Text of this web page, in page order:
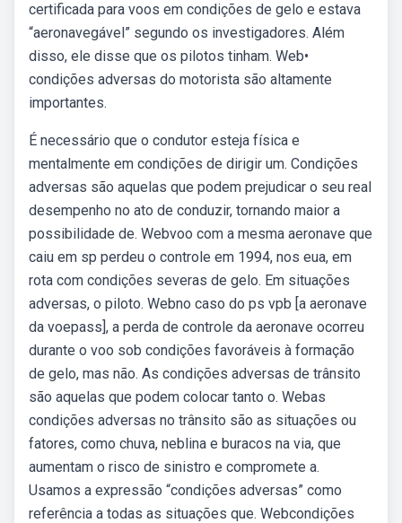
certificada para voos em condições de gelo e estava
“aeronavegável” segundo os investigadores. Além
disso, ele disse que os pilotos tinham. Web•
condições adversas do motorista são altamente
importantes.
É necessário que o condutor esteja física e
mentalmente em condições de dirigir um. Condições
adversas são aquelas que podem prejudicar o seu real
desempenho no ato de conduzir, tornando maior a
possibilidade de. Webvoo com a mesma aeronave que
caiu em sp perdeu o controle em 1994, nos eua, em
rota com condições severas de gelo. Em situações
adversas, o piloto. Webno caso do ps vpb [a aeronave
da voepass], a perda de controle da aeronave ocorreu
durante o voo sob condições favoráveis à formação
de gelo, mas não. As condições adversas de trânsito
são aquelas que podem colocar tanto o. Webas
condições adversas no trânsito são as situações ou
fatores, como chuva, neblina e buracos na via, que
aumentam o risco de sinistro e compromete a.
Usamos a expressão “condições adversas” como
referência a todas as situações que. Webcondições